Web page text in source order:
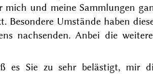
mich und meine Sammlungen
Besondere Umstände haben
nachsenden. Anbei die
es Sie zu sehr belästigt, mir